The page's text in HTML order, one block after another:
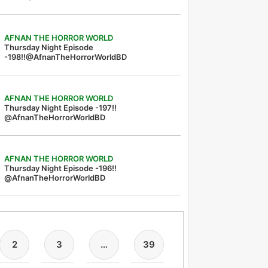
AFNAN THE HORROR WORLD
Thursday Night Episode
-198!!@AfnanTheHorrorWorldBD
AFNAN THE HORROR WORLD
Thursday Night Episode -197!!‪
@AfnanTheHorrorWorldBD‬
AFNAN THE HORROR WORLD
Thursday Night Episode -196!!
@AfnanTheHorrorWorldBD
2 3 … 39